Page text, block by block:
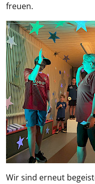
freuen.
Wir sind erneut